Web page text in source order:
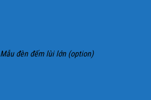
Mẫu đèn đếm lùi lớn (option)